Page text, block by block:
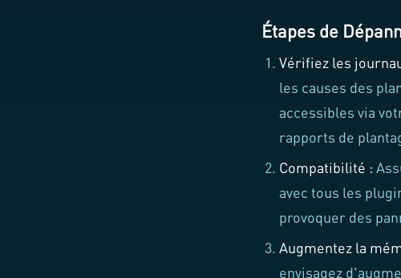
Étapes de
Vérifiez les
les causes des
accessibles via
rapports de
Compatibilité :
avec tous les
provoquer des
Augmentez la
envisagez